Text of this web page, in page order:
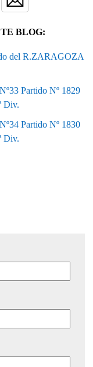
BLOG:
del R.ZARAGOZA
Partido Nº 1829
Div.
Partido Nº 1830
Div.